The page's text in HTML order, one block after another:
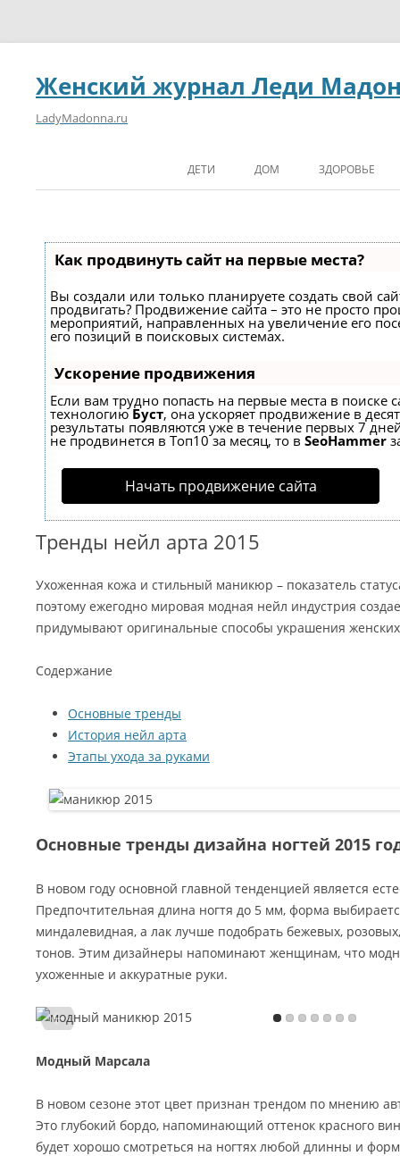
Женский журнал Леди
LadyMadonna.ru
ДЕТИ ДОМ ЗДОРОВЬЕ
Как продвинуть сайт на первые места?
Вы создали или только планируете создать свой
продвигать? Продвижение сайта – это не просто
мероприятий, направленных на увеличение его
его позиций в поисковых системах.
Ускорение продвижения
Если вам трудно попасть на первые места в поиске
технологиюБуст, она ускоряет продвижение в
результаты появляются уже в течение первых 7
не продвинется в Топ10 за месяц, то в SeoHammer
Начать продвижение сайта
Тренды нейл арта 2015
Ухоженная кожа и стильный маникюр – показатель
поэтому ежегодно мировая модная нейл индустрия
придумывают оригинальные способы украшения
Содержание
Основные тренды
История нейл арта
Этапы ухода за руками
Основные тренды дизайна ногтей 2015
В новом году основной главной тенденцией является
Предпочтительная длина ногтя до 5 мм, форма
миндалевидная, а лак лучше подобрать бежевых,
тонов. Этим дизайнеры напоминают женщинам, что
ухоженные и аккуратные руки.
Модный Марсала
В новом сезоне этот цвет признан трендом по мнению
Это глубокий бордо, напоминающий оттенок красного
будет хорошо смотреться на ногтях любой длинны и